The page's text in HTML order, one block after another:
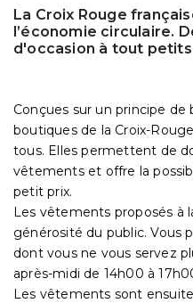
La Croix Rouge
l’économie circulaire.
d'occasion à tout petits
Conçues sur un principe de
boutiques de la Croix-
tous. Elles permettent de
vêtements et offre la
petit prix.
Les vêtements proposés à
générosité du public. Vous
dont vous ne vous servez
après-midi de 14h00 à
Les vêtements sont